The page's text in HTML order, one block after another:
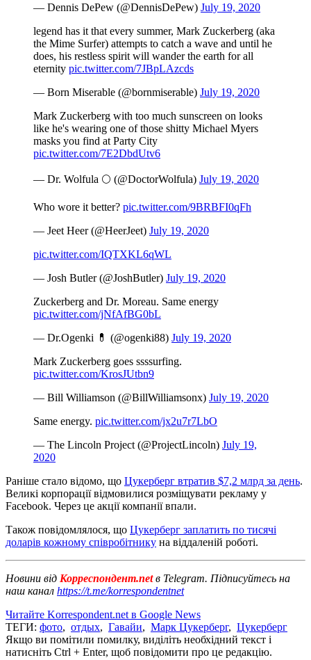
— Dennis DePew (@DennisDePew) July 19, 2020
legend has it that every summer, Mark Zuckerberg (aka
the Mime Surfer) attempts to catch a wave and until he
does, his restless spirit will wander the earth for all
eternity pic.twitter.com/7JBpLAzcds
— Born Miserable (@bornmiserable) July 19, 2020
Mark Zuckerberg with too much sunscreen on looks
like he's wearing one of those shitty Michael Myers
masks you find at Party City
pic.twitter.com/7E2DbdUtv6
— Dr. Wolfula 🌕 (@DoctorWolfula) July 19, 2020
Who wore it better? pic.twitter.com/9BRBFI0qFh
— Jeet Heer (@HeerJeet) July 19, 2020
pic.twitter.com/IQTXKL6qWL
— Josh Butler (@JoshButler) July 19, 2020
Zuckerberg and Dr. Moreau. Same energy
pic.twitter.com/jNfAfBG0bL
— Dr.Ogenki 💊 (@ogenki88) July 19, 2020
Mark Zuckerberg goes ssssurfing.
pic.twitter.com/KrosJUtbn9
— Bill Williamson (@BillWilliamsonx) July 19, 2020
Same energy. pic.twitter.com/jx2u7r7LbO
— The Lincoln Project (@ProjectLincoln) July 19,
2020
Раніше стало відомо, що Цукерберг втратив $7,2 млрд за день.
Великі корпорації відмовилися розміщувати рекламу у
Facebook. Через це акції компанії впали.
Також повідомлялося, що Цукерберг заплатить по тисячі
доларів кожному співробітнику на віддаленій роботі.
Новини від Корреспондент.netв Telegram. Підписуйтесь на
наш канал https://t.me/korrespondentnet
Читайте Korrespondent.net в Google News
ТЕГИ: фото, отдых, Гавайи, Марк Цукерберг, Цукерберг
Якщо ви помітили помилку, виділіть необхідний текст і
натисніть Ctrl + Enter, щоб повідомити про це редакцію.